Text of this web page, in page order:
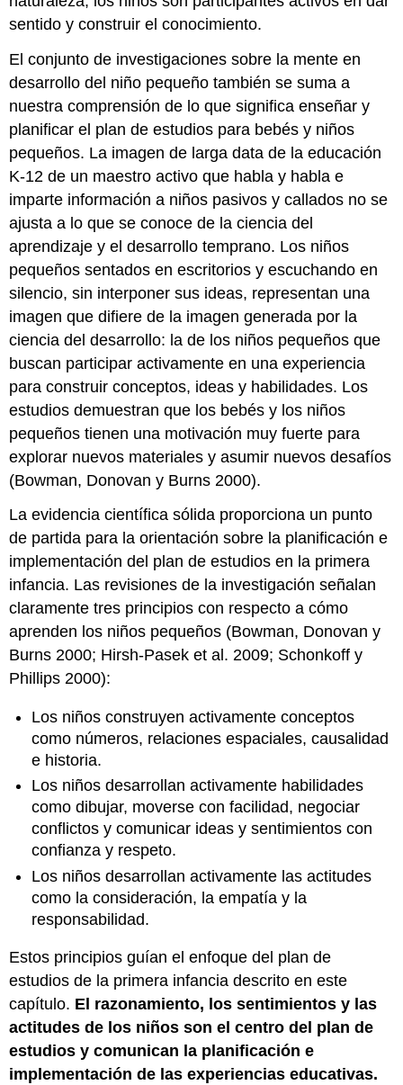
sentido y construir el conocimiento.
El conjunto de investigaciones sobre la mente en
desarrollo del niño pequeño también se suma a
nuestra comprensión de lo que significa enseñar y
planificar el plan de estudios para bebés y niños
pequeños. La imagen de larga data de la educación
K-12 de un maestro activo que habla y habla e
imparte información a niños pasivos y callados no se
ajusta a lo que se conoce de la ciencia del
aprendizaje y el desarrollo temprano. Los niños
pequeños sentados en escritorios y escuchando en
silencio, sin interponer sus ideas, representan una
imagen que difiere de la imagen generada por la
ciencia del desarrollo: la de los niños pequeños que
buscan participar activamente en una experiencia
para construir conceptos, ideas y habilidades. Los
estudios demuestran que los bebés y los niños
pequeños tienen una motivación muy fuerte para
explorar nuevos materiales y asumir nuevos desafíos
(Bowman, Donovan y Burns 2000).
La evidencia científica sólida proporciona un punto
de partida para la orientación sobre la planificación e
implementación del plan de estudios en la primera
infancia. Las revisiones de la investigación señalan
claramente tres principios con respecto a cómo
aprenden los niños pequeños (Bowman, Donovan y
Burns 2000; Hirsh-Pasek et al. 2009; Schonkoff y
Phillips 2000):
Los niños construyen activamente conceptos
como números, relaciones espaciales, causalidad
e historia.
Los niños desarrollan activamente habilidades
como dibujar, moverse con facilidad, negociar
conflictos y comunicar ideas y sentimientos con
confianza y respeto.
Los niños desarrollan activamente las actitudes
como la consideración, la empatía y la
responsabilidad.
Estos principios guían el enfoque del plan de
estudios de la primera infancia descrito en este
capítulo. El razonamiento, los sentimientos y las
actitudes de los niños son el centro del plan de
estudios y comunican la planificación e
implementación de las experiencias educativas.